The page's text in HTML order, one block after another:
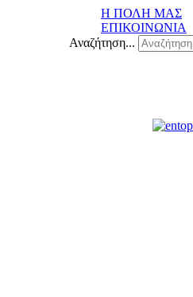
Η ΠΟΛΗ ΜΑΣ
ΕΠΙΚΟΙΝΩΝΙΑ
Αναζήτηση...